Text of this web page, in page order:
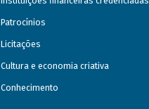
Patrocínios
Licitações
Cultura e economia criativa
Conhecimento